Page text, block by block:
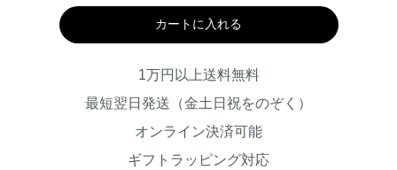
カートに入れる
1万円以上送料無料
最短翌日発送（金土日祝をのぞく）
オンライン決済可能
ギフトラッピング対応